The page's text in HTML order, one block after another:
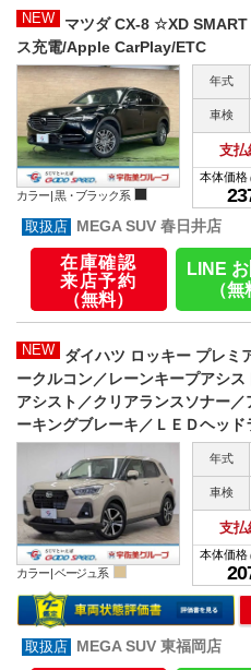
NEW
マツダ CX-8 ☆XD
ス充電/Apple CarPlay/ETC
カラー |黒・ブラック系
年式
車検
支払
本体価格
MEGA SUV 春日井店
在庫確認
来店予約
（無料）
LINE
（無
NEW
ダイハツ ロッキー プレ
ークルコン／レーンキープアシ
アシスト／クリアランスソナー
ーキングブレーキ／ＬＥＤヘッ
カラー |ベージュ系
年式
車検
支払
本体価格
MEGA SUV 東福岡店